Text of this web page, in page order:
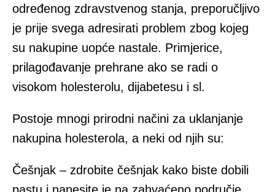
određenog zdravstvenog stanja, preporučljivo
je prije svega adresirati problem zbog kojeg
su nakupine uopće nastale. Primjerice,
prilagođavanje prehrane ako se radi o
visokom holesterolu, dijabetesu i sl.
Postoje mnogi prirodni načini za uklanjanje
nakupina holesterola, a neki od njih su:
Češnjak – zdrobite češnjak kako biste dobili